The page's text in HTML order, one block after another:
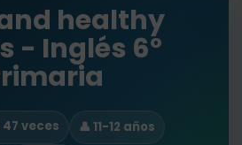
healthy
- Inglés 6º
veces
👤 11-12 años